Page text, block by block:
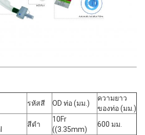
รหัสสี OD ท่อ (มม.)
ความยาว
ของท่อ (มม.)
สีดํา
10Fr
((3.35mm)
600 มม.